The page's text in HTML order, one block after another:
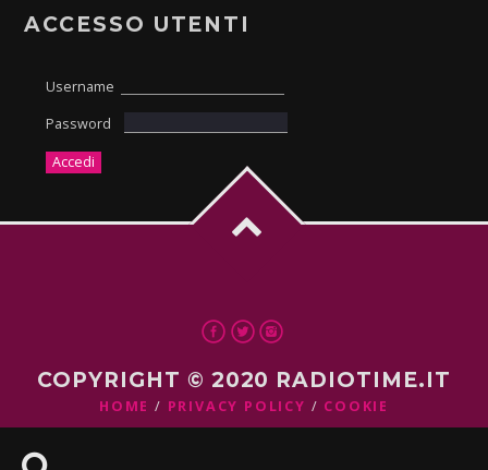
ACCESSO UTENTI
Username
Password
COPYRIGHT © 2020 RADIOTIME.IT
HOME PRIVACY POLICY COOKIE